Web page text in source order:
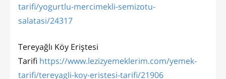
tarifi/yogurtlu-mercimekli-semizotu-
salatasi/24317
Tereyağlı Köy Eriştesi
Tarifi https://www.lezizyemeklerim.com/yemek-
tarifi/tereyagli-koy-eristesi-tarifi/21906